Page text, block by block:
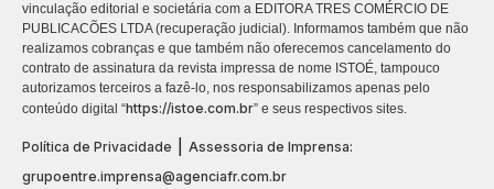
vinculação editorial e societária com a EDITORA TRES COMÉRCIO DE
PUBLICACÕES LTDA (recuperação judicial). Informamos também que não
realizamos cobranças e que também não oferecemos cancelamento do
contrato de assinatura da revista impressa de nome ISTOÉ, tampouco
autorizamos terceiros a fazê-lo, nos responsabilizamos apenas pelo
conteúdo digital “https://istoe.com.br” e seus respectivos sites.
Política de Privacidade
Assessoria de Imprensa:
grupoentre.imprensa@agenciafr.com.br